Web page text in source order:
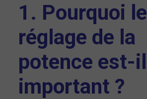
1. Pourquoi le
réglage de la
potence est-il
important ?